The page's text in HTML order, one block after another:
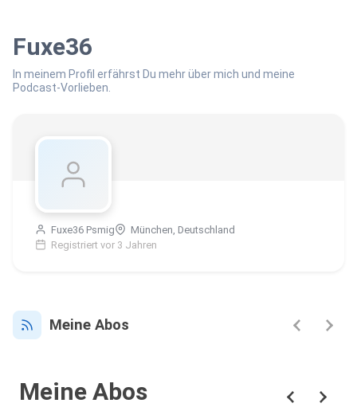
Fuxe36
In meinem Profil erfährst Du mehr über mich und meine
Podcast-Vorlieben.
Fuxe36 Psmig
München, Deutschland
Registriert vor 3 Jahren
Meine Abos
Meine Abos